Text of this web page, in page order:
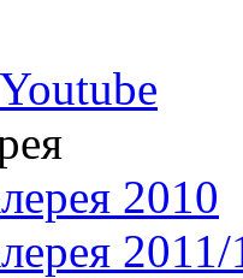
2010
2011/